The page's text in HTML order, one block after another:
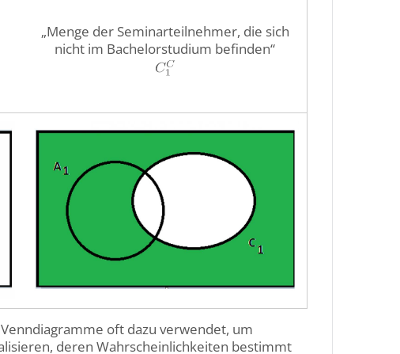
„Menge der Seminarteilnehmer, die sich
nicht im Bachelorstudium befinden“
oft dazu verwendet, um
deren Wahrscheinlichkeiten bestimmt